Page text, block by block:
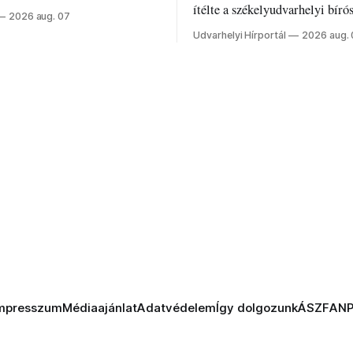
népharag, amikor
vezetőivel.
2026 aug. 07
ítélte a székelyudvarhelyi
Szabolcsot.
Udvarhelyi Hírportál 2026 aug.
MédiaajánlatAdatvédelemÍgy dolgozunkÁSZF